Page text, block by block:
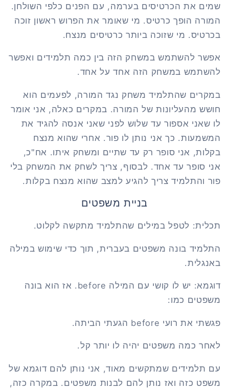
שמים את הכרטיסים בערמה, עם הפנים כלפי השולחן.
המורה הופך כרטיס. מי שאומר את הפרוש ראשון זוכה
בכרטיס. מי שזוכה ביותר כרטיסים מנצח.
אפשר להשתמש במשחק הזה בין כמה תלמידים ואפשר
להשתמש במשחק הזה אחד על אחד.
במקרים שהתלמיד משחק נגד המורה, לפעמים הוא
חושש מהעליונות של המורה. במקרים כאלה, אני אומר
לו שאני אספור עד שלוש לפני שאני אנסה להגיד את
המשמעות. כך אני נותן לו פור. אחרי שהוא מנצח
בקלות, אני סופר רק עד שתיים ומשחק איתו. אח"כ,
אני סופר עד אחד. לבסוף, צריך לשחק את המשחק בלי
פור והתלמיד צריך להגיע למצב שהוא מנצח בקלות.
בניית משפטים
תכלית: לטפל במילים שהתלמיד מתקשה לקלוט.
התלמיד בונה משפטים בעברית, תוך כדי שימוש במילה
באנגלית.
דוגמא: יש לו קושי עם המילה before . אז הוא בונה
משפטים כמו:
פגשתי את רועי before הגעתי הביתה.
לאחר כמה משפטים יהיה לו יותר קל.
עם תלמידים שמתקשים מאוד, אני נותן להם דוגמא של
משפט כזה ואז נותן להם לבנות משפטים. במקרה כזה,